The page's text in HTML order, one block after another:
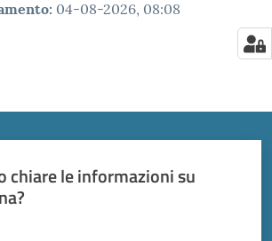
: 04-08-2026, 08:08
chiare le informazioni su